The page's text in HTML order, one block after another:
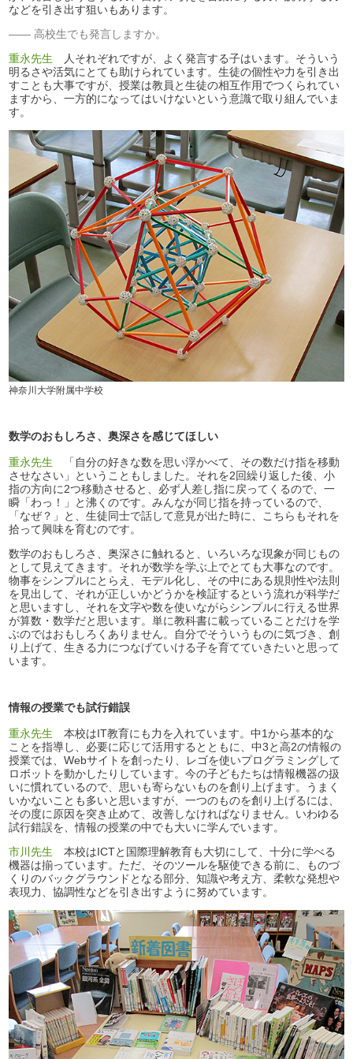
などを引き出す狙いもあります。
高校生でも発言しますか。
重永先生 人それぞれですが、よく発言する子はいます。そういう
明るさや活気にとても助けられています。生徒の個性や力を引き出
すことも大事ですが、授業は教員と生徒の相互作用でつくられてい
ますから、一方的になってはいけないという意識で取り組んでいま
す。
神奈川大学附属中学校
数学のおもしろさ、奥深さを感じてほしい
重永先生 「自分の好きな数を思い浮かべて、その数だけ指を移動
させなさい」ということもしました。それを2回繰り返した後、小
指の方向に2つ移動させると、必ず人差し指に戻ってくるので、一
瞬「わっ！」と沸くのです。みんなが同じ指を持っているので、
「なぜ？」と、生徒同士で話して意見が出た時に、こちらもそれを
拾って興味を育むのです。
数学のおもしろさ、奥深さに触れると、いろいろな現象が同じもの
として見えてきます。それが数学を学ぶ上でとても大事なのです。
物事をシンプルにとらえ、モデル化し、その中にある規則性や法則
を見出して、それが正しいかどうかを検証するという流れが科学だ
と思いますし、それを文字や数を使いながらシンプルに行える世界
が算数・数学だと思います。単に教科書に載っていることだけを学
ぶのではおもしろくありません。自分でそういうものに気づき、創
り上げて、生きる力につなげていける子を育てていきたいと思って
います。
情報の授業でも試行錯誤
重永先生 本校はIT教育にも力を入れています。中1から基本的な
ことを指導し、必要に応じて活用するとともに、中3と高2の情報の
授業では、Webサイトを創ったり、レゴを使いプログラミングして
ロボットを動かしたりしています。今の子どもたちは情報機器の扱
いに慣れているので、思いも寄らないものを創り上げます。うまく
いかないことも多いと思いますが、一つのものを創り上げるには、
その度に原因を突き止めて、改善しなければなりません。いわゆる
試行錯誤を、情報の授業の中でも大いに学んでいます。
市川先生 本校はICTと国際理解教育も大切にして、十分に学べる
機器は揃っています。ただ、そのツールを駆使できる前に、ものづ
くりのバックグラウンドとなる部分、知識や考え方、柔軟な発想や
表現力、協調性などを引き出すように努めています。